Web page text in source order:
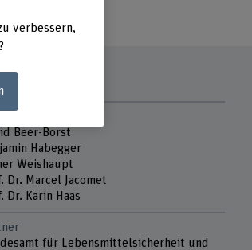
Beer-Borst
Habegger
Weishaupt
Dr. Marcel Jacomet
Dr. Karin Haas
für Lebensmittelsicherheit und
verbessern,